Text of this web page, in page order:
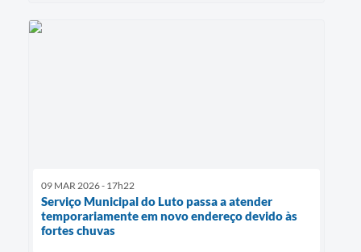
09 MAR 2026 - 17h22
Serviço Municipal do Luto passa a atender
temporariamente em novo endereço devido às
fortes chuvas